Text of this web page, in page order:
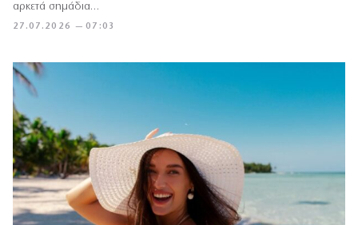
27.07.2026 — 07:03
αρκετά σημάδια…